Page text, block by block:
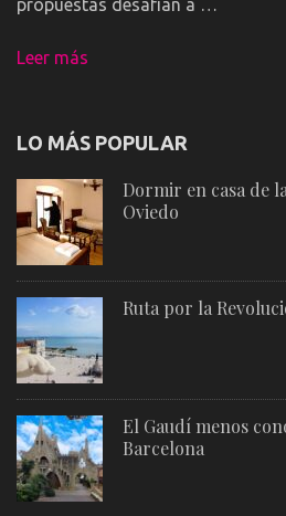
propuestas desafían a …
Leer más
LO MÁS POPULAR
Dormir en casa de
Oviedo
Ruta por la
El Gaudí menos
Barcelona